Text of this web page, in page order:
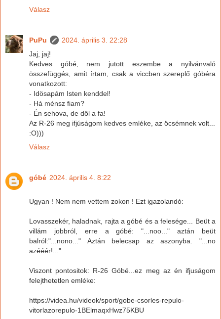
Válasz
PuPu
2024. április 3. 22:28
Jaj, jaj!
Kedves góbé, nem jutott eszembe a nyilvánvaló
összefüggés, amit írtam, csak a viccben szereplő góbéra
vonatkozott:
- Idösapám Isten kenddel!
- Há ménsz fiam?
- Én sehova, de dől a fa!
Az R-26 meg ifjúságom kedves emléke, az öcsémnek volt...
:O)))
Válasz
góbé 2024. április 4. 8:22
Ugyan ! Nem nem vettem zokon ! Ezt igazolandó:
Lovasszekér, haladnak, rajta a góbé és a felesége... Beüt a
villám jobbról, erre a góbé: "...noo..." aztán beüt
balról:"...nono..." Aztán belecsap az aszonyba. "...no
azééér!..."
Viszont pontositok: R-26 Góbé...ez meg az én ifjuságom
felejthetetlen emléke:
https://videa.hu/videok/sport/gobe-csorles-repulo-
vitorlazorepulo-1BElmaqxHwz75KBU